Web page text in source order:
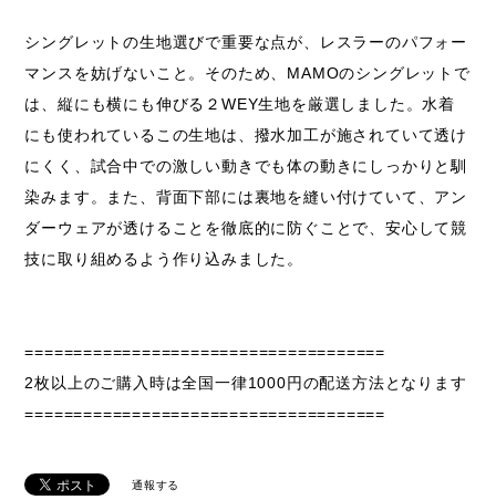
シングレットの生地選びで重要な点が、レスラーのパフォー
マンスを妨げないこと。そのため、MAMOのシングレットで
は、縦にも横にも伸びる２WEY生地を厳選しました。水着
にも使われているこの生地は、撥水加工が施されていて透け
にくく、試合中での激しい動きでも体の動きにしっかりと馴
染みます。また、背面下部には裏地を縫い付けていて、アン
ダーウェアが透けることを徹底的に防ぐことで、安心して競
技に取り組めるよう作り込みました。
=====================================
2枚以上のご購入時は全国一律1000円の配送方法となります
=====================================
通報する